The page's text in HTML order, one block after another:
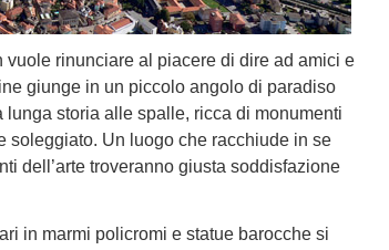
rinunciare al piacere di dire ad amici e
giunge in un piccolo angolo di paradiso
storia alle spalle, ricca di monumenti
soleggiato. Un luogo che racchiude in se
dell’arte troveranno giusta soddisfazione
in marmi policromi e statue barocche si